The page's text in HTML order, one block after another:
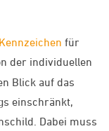
für
der individuellen
Blick auf das
einschränkt,
Dabei muss